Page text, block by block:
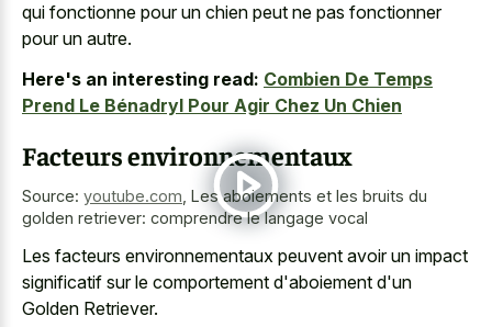
qui fonctionne pour un chien peut ne pas fonctionner
pour un autre.
Here's an interesting read: Combien De Temps
Prend Le Bénadryl Pour Agir Chez Un Chien
Facteurs environnementaux
Source: youtube.com Les aboiements et les bruits du
golden retriever: comprendre le langage vocal
Les facteurs environnementaux peuvent avoir un impact
significatif sur le comportement d'aboiement d'un
Golden Retriever.